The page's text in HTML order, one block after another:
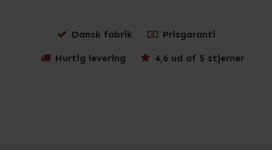
Dansk fabrik Prisgaranti
Hurtig levering 4,6 ud af 5 stjerner